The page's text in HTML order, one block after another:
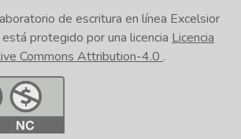
de escritura en línea Excelsior
protegido por una licencia Licencia
Commons Attribution-4.0 .